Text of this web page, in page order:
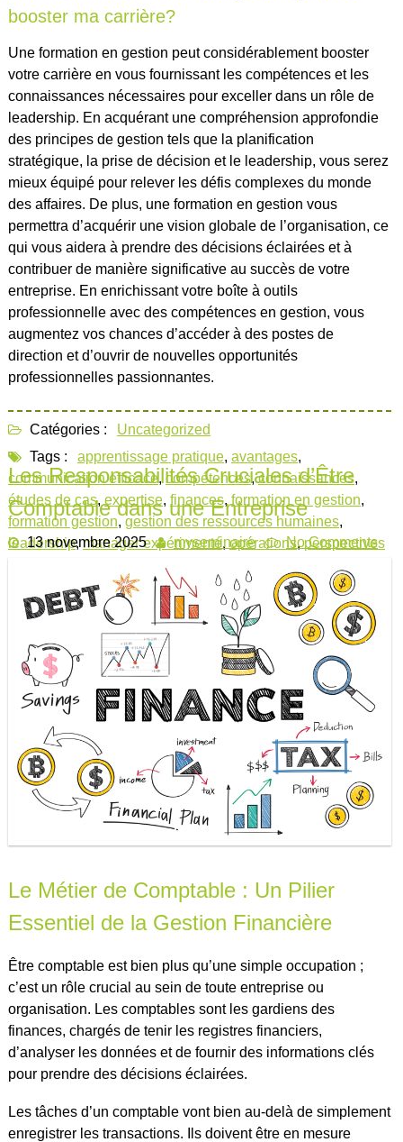
booster ma carrière?
Une formation en gestion peut considérablement booster
votre carrière en vous fournissant les compétences et les
connaissances nécessaires pour exceller dans un rôle de
leadership. En acquérant une compréhension approfondie
des principes de gestion tels que la planification
stratégique, la prise de décision et le leadership, vous serez
mieux équipé pour relever les défis complexes du monde
des affaires. De plus, une formation en gestion vous
permettra d’acquérir une vision globale de l’organisation, ce
qui vous aidera à prendre des décisions éclairées et à
contribuer de manière significative au succès de votre
entreprise. En enrichissant votre boîte à outils
professionnelle avec des compétences en gestion, vous
augmentez vos chances d’accéder à des postes de
direction et d’ouvrir de nouvelles opportunités
professionnelles passionnantes.
Catégories :
Uncategorized
Tags :
apprentissage pratique, avantages,
communication efficace, compétences,connaissances,
études de cas, expertise, finances, formation en gestion,
formation gestion, gestion des ressources humaines,
leadership,manager expérimenté,opérations,perspectives
prise de décision
collaboratifs,simulations
Les Responsabilités Cruciales d’Être
Comptable dans une Entreprise
13 novembre 2025 myseminaire No Comments
Le Métier de Comptable : Un Pilier
Essentiel de la Gestion Financière
Être comptable est bien plus qu’une simple occupation ;
c’est un rôle crucial au sein de toute entreprise ou
organisation. Les comptables sont les gardiens des
finances, chargés de tenir les registres financiers,
d’analyser les données et de fournir des informations clés
pour prendre des décisions éclairées.
Les tâches d’un comptable vont bien au-delà de simplement
enregistrer les transactions. Ils doivent être en mesure